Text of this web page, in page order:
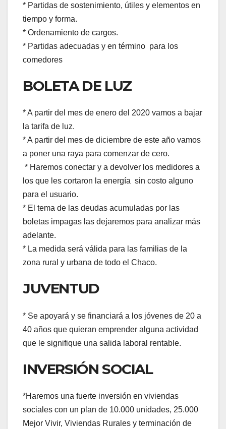
* Partidas de sostenimiento, útiles y elementos en
tiempo y forma.
* Ordenamiento de cargos.
* Partidas adecuadas y en término para los
comedores
BOLETA DE LUZ
* A partir del mes de enero del 2020 vamos a bajar
la tarifa de luz.
* A partir del mes de diciembre de este año vamos
a poner una raya para comenzar de cero.
* Haremos conectar y a devolver los medidores a
los que les cortaron la energía sin costo alguno
para el usuario.
* El tema de las deudas acumuladas por las
boletas impagas las dejaremos para analizar más
adelante.
* La medida será válida para las familias de la
zona rural y urbana de todo el Chaco.
JUVENTUD
* Se apoyará y se financiará a los jóvenes de 20 a
40 años que quieran emprender alguna actividad
que le signifique una salida laboral rentable.
INVERSIÓN SOCIAL
*Haremos una fuerte inversión en viviendas
sociales con un plan de 10.000 unidades, 25.000
Mejor Vivir, Viviendas Rurales y terminación de